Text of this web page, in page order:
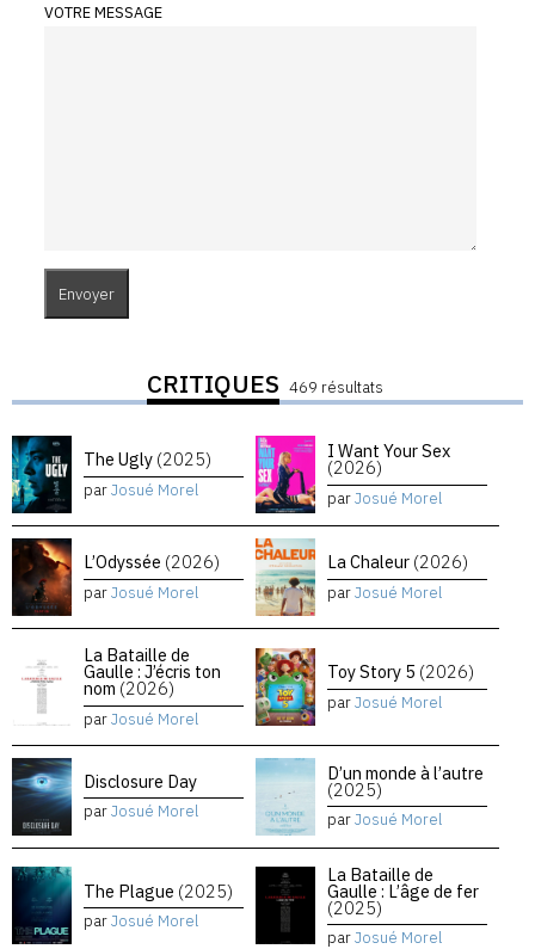
VOTRE MESSAGE
CRITIQUES 469 résultats
The Ugly (2025)
parJosué Morel
I Want Your Sex
(2026)
parJosué Morel
L’Odyssée (2026)
parJosué Morel
La Chaleur (2026)
parJosué Morel
La Bataille de
Gaulle : J’écris ton
nom (2026)
parJosué Morel
Toy Story 5 (2026)
parJosué Morel
Disclosure Day
parJosué Morel
D’un monde à l’autre
(2025)
parJosué Morel
The Plague (2025)
parJosué Morel
La Bataille de
Gaulle : L’âge de fer
(2025)
parJosué Morel